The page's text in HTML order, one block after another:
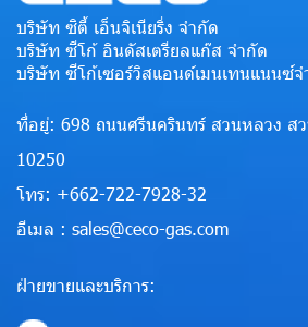
บริษัท ซิตี้ เอ็นจิเนียริ่ง จำกัด
บริษัท ซีโก้ อินดัสเตรียลแก๊ส จำกัด
บริษัท ซีโก้เซอร์วิสแอนด์เมนเทนแนนซ์จ
ที่อยู่: 698 ถนนศรีนครินทร์ สวนหลวง ส
10250
โทร: +662-722-7928-32
อีเมล : sales@ceco-gas.com
ฝ่ายขายและบริการ: